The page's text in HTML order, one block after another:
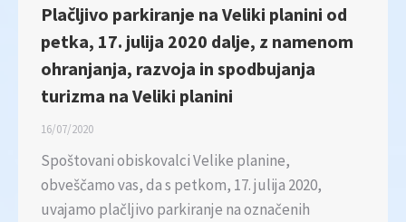
Plačljivo parkiranje na Veliki planini od
petka, 17. julija 2020 dalje, z namenom
ohranjanja, razvoja in spodbujanja
turizma na Veliki planini
16/07/2020
Spoštovani obiskovalci Velike planine,
obveščamo vas, da s petkom, 17. julija 2020,
uvajamo plačljivo parkiranje na označenih